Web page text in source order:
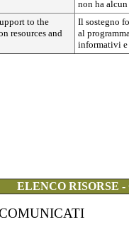
non ha
to the
resources and
Il sostegno
al
informativi
ELENCO RISORSE